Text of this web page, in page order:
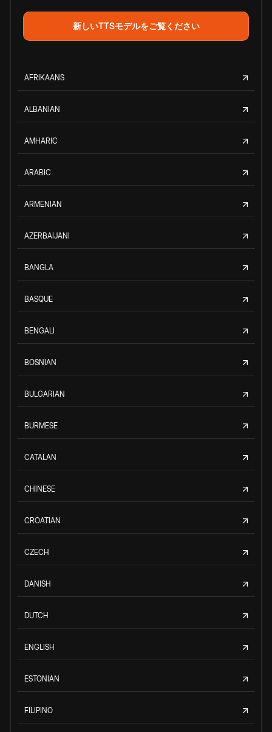
新しいTTSモデルをご覧ください
AFRIKAANS
ALBANIAN
AMHARIC
ARABIC
ARMENIAN
AZERBAIJANI
BANGLA
BASQUE
BENGALI
BOSNIAN
BULGARIAN
BURMESE
CATALAN
CHINESE
CROATIAN
CZECH
DANISH
DUTCH
ENGLISH
ESTONIAN
FILIPINO